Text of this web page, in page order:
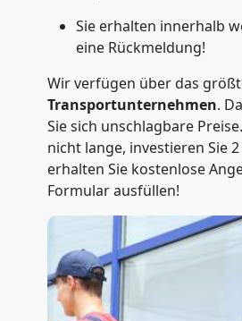
Sie erhalten innerhalb
eine Rückmeldung!
Wir verfügen über das
Transportunternehmen.
Sie sich unschlagbare
nicht lange, investieren Sie
erhalten Sie kostenlose
Formular ausfüllen!